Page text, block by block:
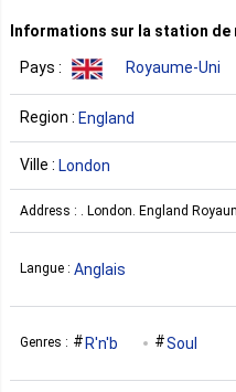
Informations sur la station de
Pays : Royaume-Uni
Region : England
Ville : London
Address : . London. England
Langue : Anglais
Genres : R'n'b Soul